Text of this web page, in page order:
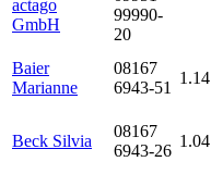
actago
GmbH
99990-
20
Baier
Marianne
08167
6943-51
1.14
Beck Silvia
08167
6943-26
1.04